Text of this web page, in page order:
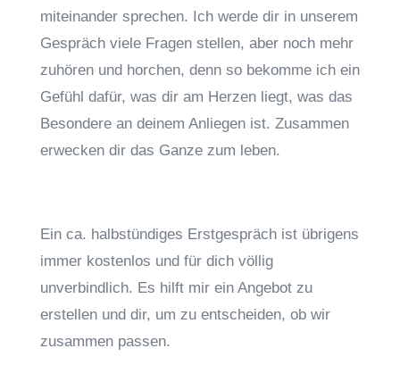
miteinander sprechen. Ich werde dir in unserem
Gespräch viele Fragen stellen, aber noch mehr
zuhören und horchen, denn so bekomme ich ein
Gefühl dafür, was dir am Herzen liegt, was das
Besondere an deinem Anliegen ist. Zusammen
erwecken dir das Ganze zum leben.
Ein ca. halbstündiges Erstgespräch ist übrigens
immer kostenlos und für dich völlig
unverbindlich. Es hilft mir ein Angebot zu
erstellen und dir, um zu entscheiden, ob wir
zusammen passen.